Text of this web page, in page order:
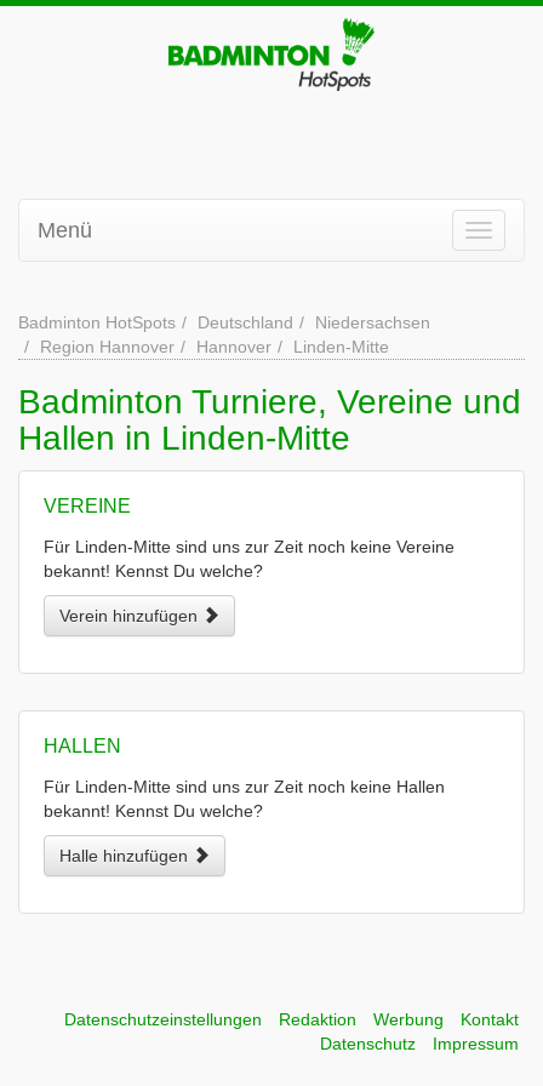
Menü
Badminton HotSpots Deutschland
Niedersachsen
Region Hannover
Hannover Linden-Mitte
Badminton Turniere, Vereine und
Hallen in Linden-Mitte
VEREINE
Für Linden-Mitte sind uns zur Zeit noch keine Vereine
bekannt! Kennst Du welche?
Verein hinzufügen
HALLEN
Für Linden-Mitte sind uns zur Zeit noch keine Hallen
bekannt! Kennst Du welche?
Halle hinzufügen
Datenschutzeinstellungen Redaktion Werbung
Kontakt
Datenschutz
Impressum